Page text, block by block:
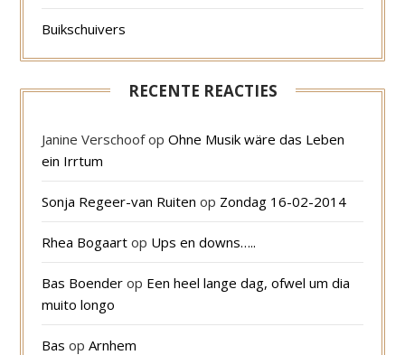
Buikschuivers
RECENTE REACTIES
Janine VerschoofopOhne Musik wäre das Leben
ein Irrtum
Sonja Regeer-van Ruiten op Zondag 16-02-2014
Rhea Bogaart op Ups en downs…..
Bas Boender op Een heel lange dag, ofwel um dia
muito longo
Bas opArnhem